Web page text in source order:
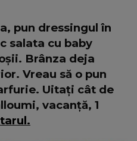
pun dressingul în
salata cu baby
Brânza deja
Vreau să o pun
Uitați cât de
vacanță, 1